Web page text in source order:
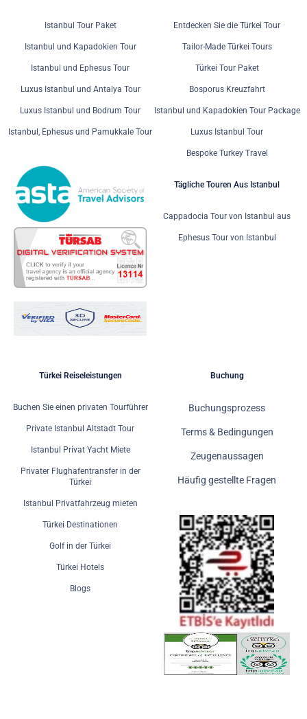
Istanbul Tour Paket
Istanbul und Kapadokien Tour
Istanbul und Ephesus Tour
Luxus Istanbul und Antalya Tour
Luxus Istanbul und Bodrum Tour
Istanbul, Ephesus und Pamukkale Tour
Entdecken Sie die Türkei Tour
Tailor-Made Türkei Tours
Türkei Tour Paket
Bosporus Kreuzfahrt
Istanbul und Kapadokien Tour Package
Luxus Istanbul Tour
Bespoke Turkey Travel
Tägliche Touren Aus Istanbul
Cappadocia Tour von Istanbul aus
Ephesus Tour von Istanbul
Türkei Reiseleistungen
Buchen Sie einen privaten Tourführer
Private Istanbul Altstadt Tour
Istanbul Privat Yacht Miete
Privater Flughafentransfer in der
Türkei
Istanbul Privatfahrzeug mieten
Türkei Destinationen
Golf in der Türkei
Türkei Hotels
Blogs
Buchung
Buchungsprozess
Terms & Bedingungen
Zeugenaussagen
Häufig gestellte Fragen